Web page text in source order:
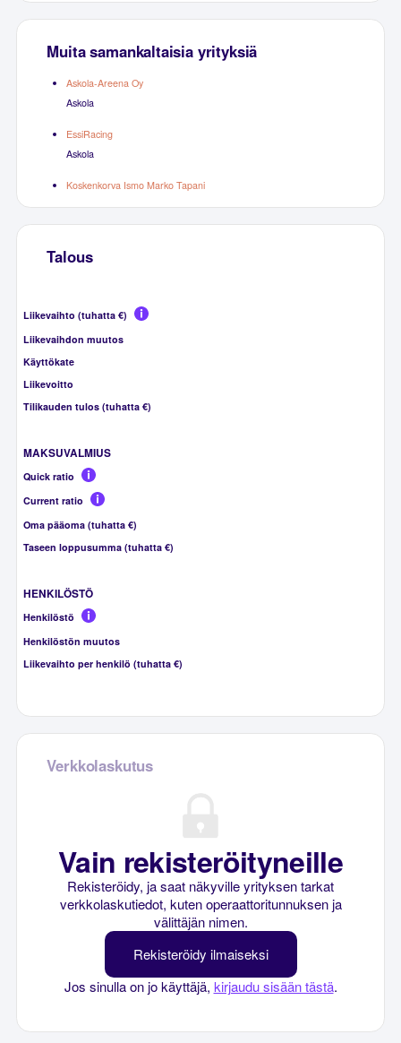
Muita samankaltaisia yrityksiä
Askola-Areena Oy
Askola
EssiRacing
Askola
Koskenkorva Ismo Marko Tapani
Talous
Liikevaihto (tuhatta €)
Liikevaihdon muutos
Käyttökate
Liikevoitto
Tilikauden tulos (tuhatta €)
MAKSUVALMIUS
Quick ratio
Current ratio
Oma pääoma (tuhatta €)
Taseen loppusumma (tuhatta €)
HENKILÖSTÖ
Henkilöstö
Henkilöstön muutos
Liikevaihto per henkilö (tuhatta €)
Verkkolaskutus
Vain rekisteröityneille
Rekisteröidy, ja saat näkyville yrityksen tarkat
verkkolaskutiedot, kuten operaattoritunnuksen ja
välittäjän nimen.
Rekisteröidy ilmaiseksi
Jos sinulla on jo käyttäjä, kirjaudu sisään tästä.